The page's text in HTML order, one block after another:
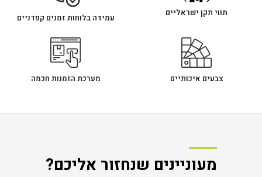
תווי תקן ישראליים עמידה בלוחות זמנים קפדניים
צבעים איכותיים מערכת הזמנות חכמה
מעוניינים שנחזור אליכם?